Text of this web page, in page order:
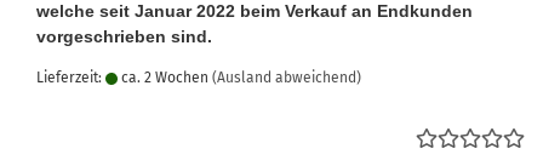
welche seit Januar 2022 beim Verkauf an Endkunden
vorgeschrieben sind.
Lieferzeit: ca. 2 Wochen (Ausland abweichend)